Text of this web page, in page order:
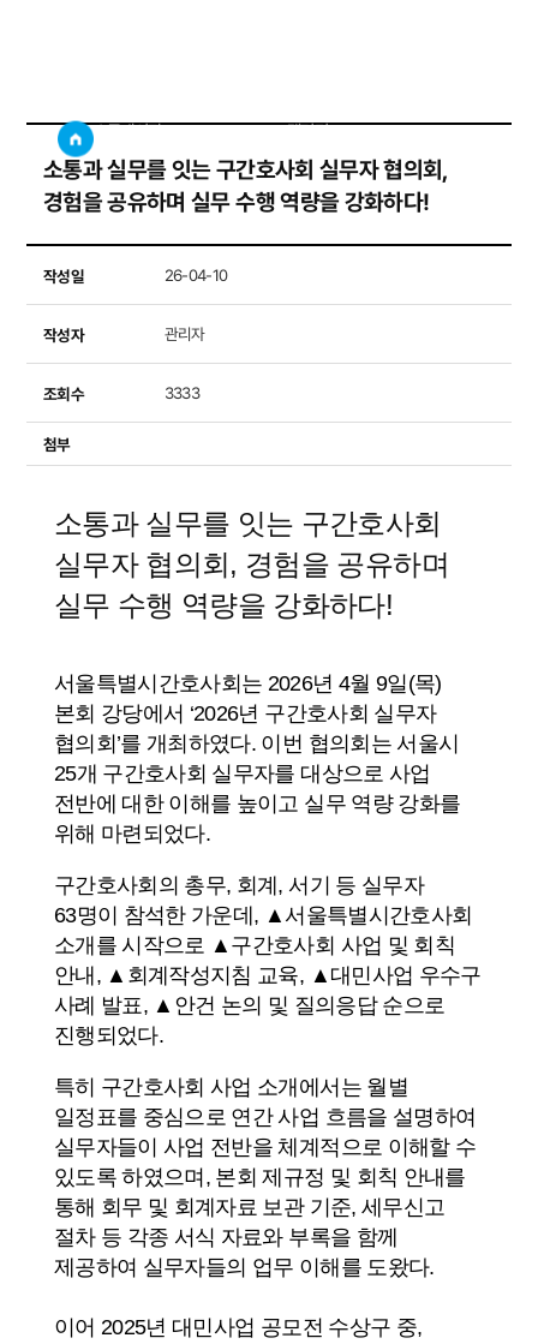
소통게시판 갤러리
소통과 실무를 잇는 구간호사회 실무자 협의회,
경험을 공유하며 실무 수행 역량을 강화하다!
작성일 26-04-10
작성자 관리자
조회수 3333
첨부
소통과 실무를 잇는 구간호사회
실무자 협의회, 경험을 공유하며
실무 수행 역량을 강화하다!
서울특별시간호사회는 2026년 4월 9일(목)
본회 강당에서 ‘2026년 구간호사회 실무자
협의회’를 개최하였다. 이번 협의회는 서울시
25개 구간호사회 실무자를 대상으로 사업
전반에 대한 이해를 높이고 실무 역량 강화를
위해 마련되었다.
구간호사회의 총무, 회계, 서기 등 실무자
63명이 참석한 가운데, ▲서울특별시간호사회
소개를 시작으로 ▲구간호사회 사업 및 회칙
안내, ▲회계작성지침 교육, ▲대민사업 우수구
사례 발표, ▲안건 논의 및 질의응답 순으로
진행되었다.
특히 구간호사회 사업 소개에서는 월별
일정표를 중심으로 연간 사업 흐름을 설명하여
실무자들이 사업 전반을 체계적으로 이해할 수
있도록 하였으며, 본회 제규정 및 회칙 안내를
통해 회무 및 회계자료 보관 기준, 세무신고
절차 등 각종 서식 자료와 부록을 함께
제공하여 실무자들의 업무 이해를 도왔다.
이어 2025년 대민사업 공모전 수상구 중,